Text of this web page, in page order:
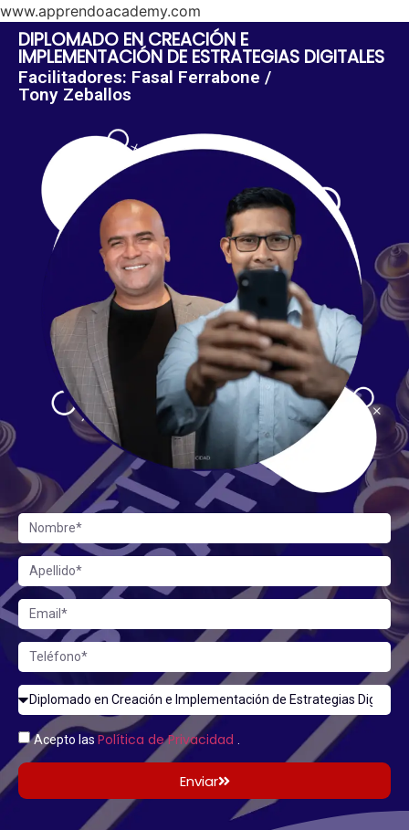
www.apprendoacademy.com
DIPLOMADO EN CREACIÓN E
IMPLEMENTACIÓN DE ESTRATEGIAS DIGITALES
Facilitadores: Fasal Ferrabone /
Tony Zeballos
Acepto las Política de Privacidad
Enviar